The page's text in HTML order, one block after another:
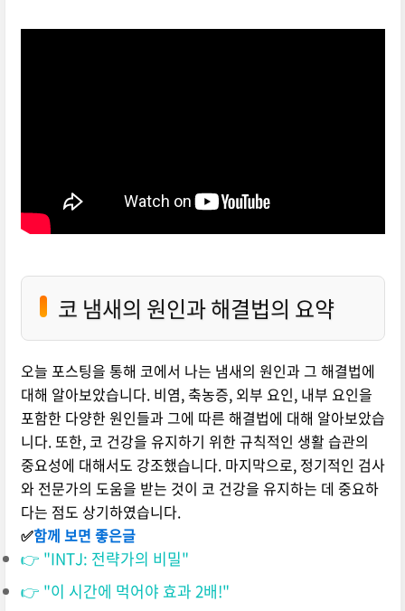
코 냄새의 원인과 해결법의 요약
오늘 포스팅을 통해 코에서 나는 냄새의 원인과 그 해결법에
대해 알아보았습니다. 비염, 축농증, 외부 요인, 내부 요인을
포함한 다양한 원인들과 그에 따른 해결법에 대해 알아보았습
니다. 또한, 코 건강을 유지하기 위한 규칙적인 생활 습관의
중요성에 대해서도 강조했습니다. 마지막으로, 정기적인 검사
와 전문가의 도움을 받는 것이 코 건강을 유지하는 데 중요하
다는 점도 상기하였습니다.
✅함께 보면 좋은글
👉 "INTJ: 전략가의 비밀"
👉 "이 시간에 먹어야 효과 2배!"